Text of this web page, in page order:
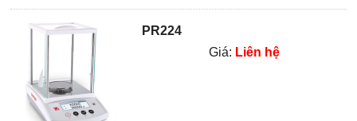
PR224
Giá: Liên hệ